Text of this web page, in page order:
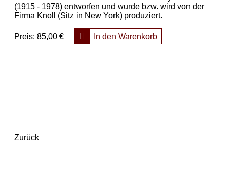
(1915 - 1978) entworfen und wurde bzw. wird von der
Firma Knoll (Sitz in New York) produziert.
Preis: 85,00 € In den Warenkorb
Zurück